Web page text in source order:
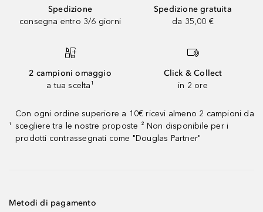
Spedizione
consegna entro 3/6 giorni
Spedizione gratuita
da 35,00 €
2 campioni omaggio
a tua scelta¹
Click & Collect
in 2 ore
¹
Con ogni ordine superiore a 10€ ricevi almeno 2 campioni da
scegliere tra le nostre proposte ² Non disponibile per i
prodotti contrassegnati come "Douglas Partner"
Metodi di pagamento